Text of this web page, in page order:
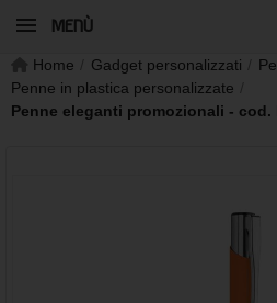
MENÙ
Home Gadget personalizzati
Penne in plastica personalizzate
Penne eleganti promozionali - cod.